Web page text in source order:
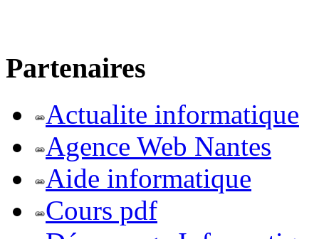
Partenaires
Actualite informatique
Agence Web Nantes
Aide informatique
Cours pdf